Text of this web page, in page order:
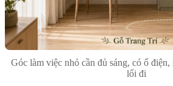
Góc làm việc nhỏ cần đủ sáng, có ổ
lối đi